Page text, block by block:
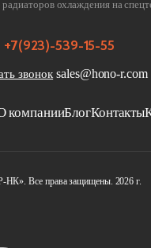
охлаждения на
компанииБлогКонтакты
+7(923)-539-15-55
звонок sales@hono-r.com
Все права защищены. 2026 г.